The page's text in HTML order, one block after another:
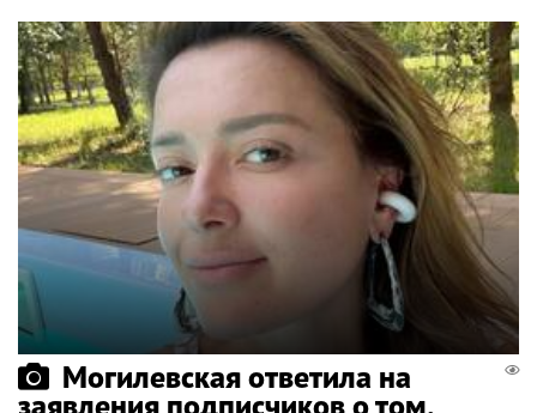
Могилевская ответила на